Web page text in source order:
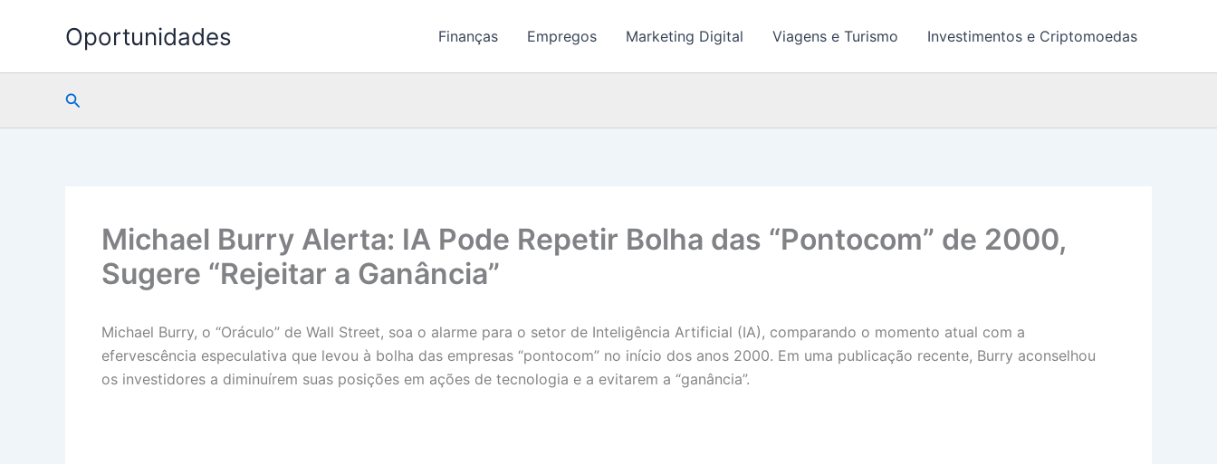
Oportunidades Finanças Empregos Marketing Digital Viagens e Turismo Investimentos e Criptomoedas
Pesquisar
Michael Burry Alerta: IA Pode Repetir Bolha das “Pontocom” de 2000,
Sugere “Rejeitar a Ganância”
Michael Burry, o “Oráculo” de Wall Street, soa o alarme para o setor de Inteligência Artificial (IA), comparando o momento atual com a
efervescência especulativa que levou à bolha das empresas “pontocom” no início dos anos 2000. Em uma publicação recente, Burry aconselhou
os investidores a diminuírem suas posições em ações de tecnologia e a evitarem a “ganância”.